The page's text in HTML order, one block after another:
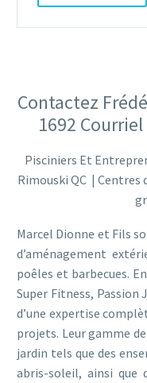
Contactez
1692 Courriel
Pisciniers Et
Rimouski QC | Centres
Marcel Dionne et Fils
d’aménagement
poêles et barbecues.
Super Fitness, Passion
d’une expertise
projets. Leur gamme
jardin tels que des
abris-soleil, ainsi que